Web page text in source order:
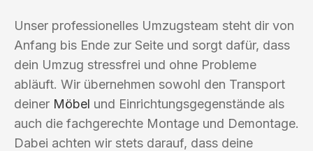
Unser professionelles Umzugsteam steht dir von
Anfang bis Ende zur Seite und sorgt dafür, dass
dein Umzug stressfrei und ohne Probleme
abläuft. Wir übernehmen sowohl den Transport
deiner Möbel und Einrichtungsgegenstände als
auch die fachgerechte Montage und Demontage.
Dabei achten wir stets darauf, dass deine